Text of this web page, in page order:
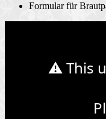
Formular für
⚠ This
Sonntag